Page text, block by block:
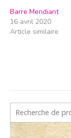
Barre Mendiant
16 avril 2020
Article similaire